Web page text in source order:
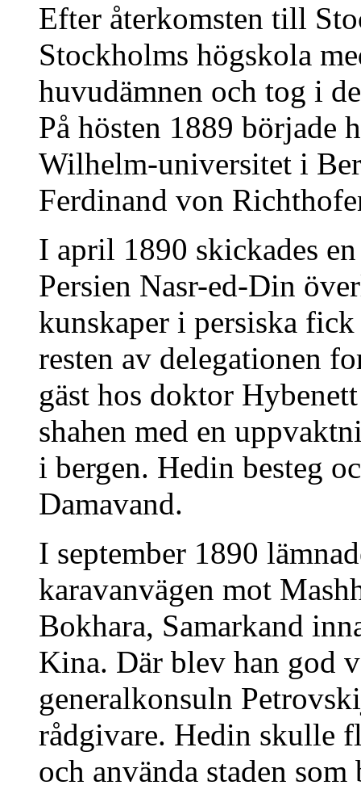
Efter återkomsten till
Stockholms högskola
huvudämnen och tog i
På hösten 1889 började
Wilhelm-universitet i
Ferdinand von
I april 1890 skickades
Persien Nasr-ed-Din
kunskaper i persiska
resten av delegationen
gäst hos doktor
shahen med en
i bergen. Hedin besteg
Damavand.
I september 1890
karavanvägen mot
Bokhara, Samarkand
Kina. Där blev han god
generalkonsuln
rådgivare. Hedin skulle
och använda staden